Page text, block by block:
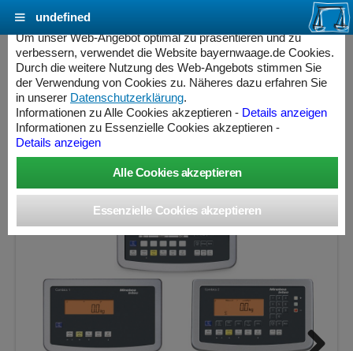
MINEBEA INTEC Combics Plattformwaage 4-
300LL-I Edelstahl V2A
Wägebereich: 300 kg, Ablesbarkeit: 10 g, nicht eichfähig
Cookie Einstellungen - bayernwaage.de
Um unser Web-Angebot optimal zu präsentieren und zu
verbessern, verwendet die Website bayernwaage.de Cookies.
Durch die weitere Nutzung des Web-Angebots stimmen Sie
der Verwendung von Cookies zu. Näheres dazu erfahren Sie
in unserer Datenschutzerklärung.
Informationen zu Alle Cookies akzeptieren - Details anzeigen
Informationen zu Essenzielle Cookies akzeptieren -
Details anzeigen
undefined
Controller